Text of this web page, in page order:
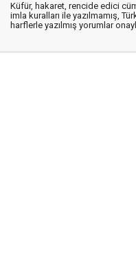
Küfür, hakaret, rencide edici
imla kuralları ile yazılmamış,
harflerle yazılmış yorumlar